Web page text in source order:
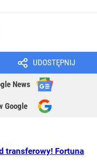
UDOSTĘPNIJ
News
Google
transferowy! Fortuna